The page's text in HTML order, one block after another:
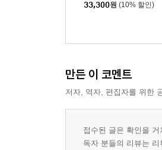
33,300원 (10% 할인)
만든 이 코멘트
저자, 역자, 편집자를 위한
접수된 글은 확인을
독자 분들의 리뷰는